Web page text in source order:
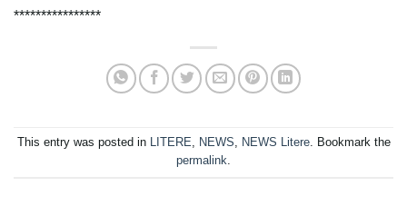
****************
This entry was posted in LITERE, NEWS, NEWS Litere. Bookmark the
permalink.